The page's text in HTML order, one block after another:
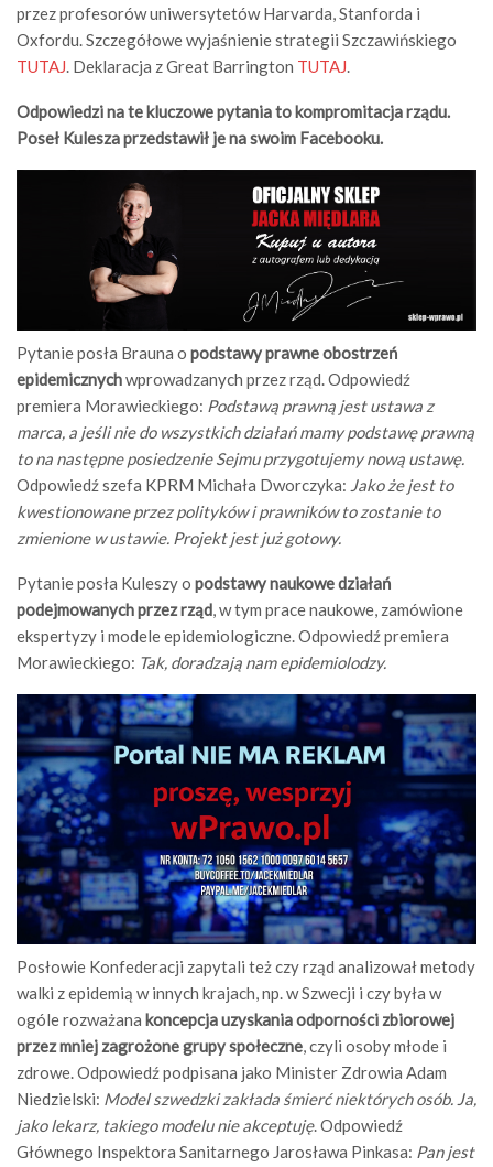
przez profesorów uniwersytetów Harvarda, Stanforda i
Oxfordu. Szczegółowe wyjaśnienie strategii Szczawińskiego
TUTAJ. Deklaracja z Great Barrington TUTAJ.
Odpowiedzi na te kluczowe pytania to kompromitacja rządu.
Poseł Kulesza przedstawił je na swoim Facebooku.
Pytanie posła Brauna o podstawy prawne obostrzeń
epidemicznychwprowadzanych przez rząd. Odpowiedź
premiera Morawieckiego: Podstawą prawną jest ustawa z
marca, a jeśli nie do wszystkich działań mamy podstawę prawną
to na następne posiedzenie Sejmu przygotujemy nową ustawę.
Odpowiedź szefa KPRM Michała Dworczyka: Jako że jest to
kwestionowane przez polityków i prawników to zostanie to
zmienione w ustawie. Projekt jest już gotowy.
Pytanie posła Kuleszy o podstawy naukowe działań
podejmowanych przez rząd, w tym prace naukowe, zamówione
ekspertyzy i modele epidemiologiczne. Odpowiedź premiera
Morawieckiego: Tak, doradzają nam epidemiolodzy.
Posłowie Konfederacji zapytali też czy rząd analizował metody
walki z epidemią w innych krajach, np. w Szwecji i czy była w
ogóle rozważana koncepcja uzyskania odporności zbiorowej
przez mniej zagrożone grupy społeczne, czyli osoby młode i
zdrowe. Odpowiedź podpisana jako Minister Zdrowia Adam
Niedzielski: Model szwedzki zakłada śmierć niektórych osób. Ja,
jako lekarz, takiego modelu nie akceptuję. Odpowiedź
Głównego Inspektora Sanitarnego Jarosława Pinkasa: Pan jest